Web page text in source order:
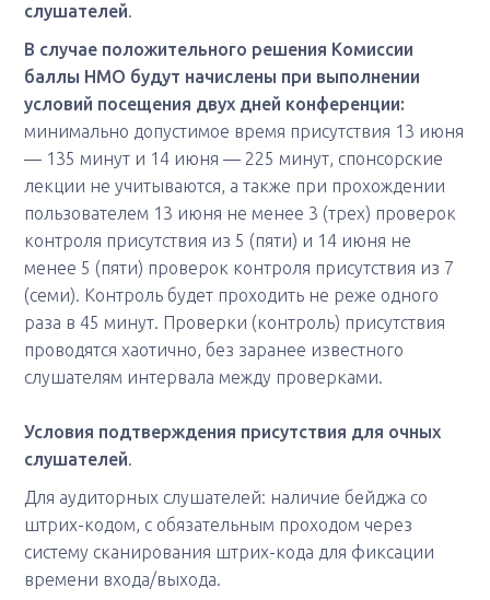
слушателей.
В случае положительного решения Комиссии
баллы НМО будут начислены при выполнении
условий посещения двух дней конференции:
минимально допустимое время присутствия 13 июня
— 135 минут и 14 июня — 225 минут, спонсорские
лекции не учитываются, а также при прохождении
пользователем 13 июня не менее 3 (трех) проверок
контроля присутствия из 5 (пяти) и 14 июня не
менее 5 (пяти) проверок контроля присутствия из 7
(семи). Контроль будет проходить не реже одного
раза в 45 минут. Проверки (контроль) присутствия
проводятся хаотично, без заранее известного
слушателям интервала между проверками.
Условия подтверждения присутствия для очных
слушателей.
Для аудиторных слушателей: наличие бейджа со
штрих-кодом, с обязательным проходом через
систему сканирования штрих-кода для фиксации
времени входа/выхода.